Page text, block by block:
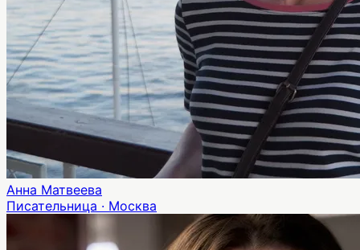
Анна Матвеева
Писательница · Москва